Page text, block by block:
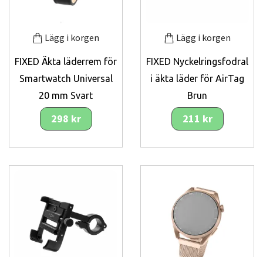
Lägg i korgen
FIXED Äkta läderrem för
Smartwatch Universal
20 mm Svart
298 kr
Lägg i korgen
FIXED Nyckelringsfodral
i äkta läder för AirTag
Brun
211 kr